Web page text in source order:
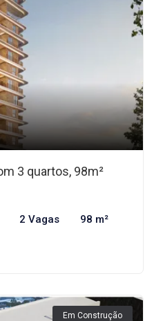
3 quartos, 98m²
2 Vagas 98 m²
Em Construção